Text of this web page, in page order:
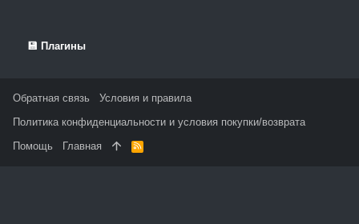
💾 Плагины
Обратная связь
Условия и правила
Политика конфиденциальности и условия покупки/возврата
Помощь
Главная
R